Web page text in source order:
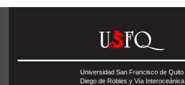
Universidad San Francisco de Quito
Diego de Robles y Vía Interoceánica